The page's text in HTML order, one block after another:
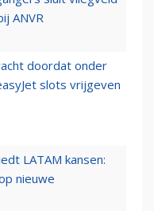
ANVR
doordat onder
slots vrijgeven
LATAM kansen:
nieuwe